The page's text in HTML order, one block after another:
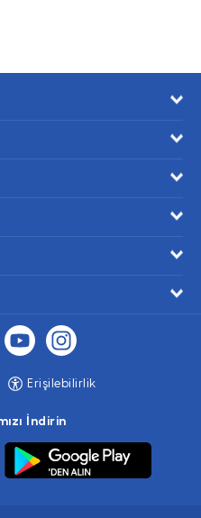
Erişilebilirlik
İndirin